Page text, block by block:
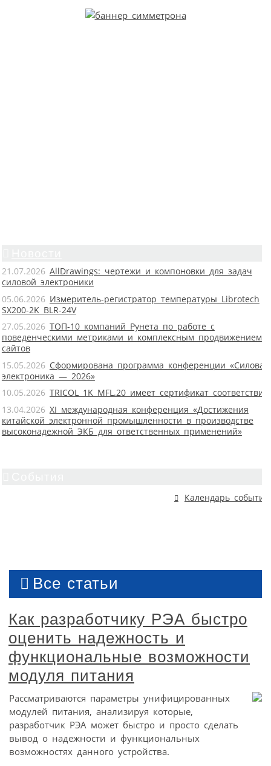
21.07.2026 AllDrawings: чертежи и компоновки для задач
силовой электроники
05.06.2026 Измеритель-регистратор температуры Librotech
SX200-2K BLR-24V
27.05.2026 ТОП-10 компаний Рунета по работе с
поведенческими метриками и комплексным продвижением
сайтов
15.05.2026 Сформирована программа конференции «Силовая
электроника — 2026»
10.05.2026 TRICOL 1K MFL.20 имеет сертификат соответствия
13.04.2026 XI международная конференция «Достижения
китайской электронной промышленности в производстве
высоконадежной ЭКБ для ответственных применений»
Календарь событий
Все статьи
Как разработчику РЭА быстро
оценить надежность и
функциональные возможности
модуля питания
Рассматриваются параметры унифицированных
модулей питания, анализируя которые,
разработчик РЭА может быстро и просто сделать
вывод о надежности и функциональных
возможностях данного устройства.